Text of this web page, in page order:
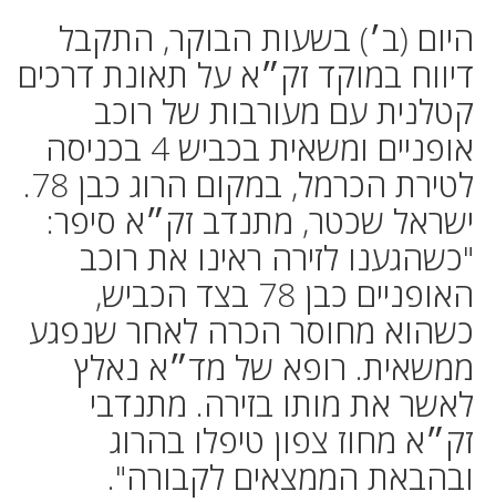
היום (ב׳) בשעות הבוקר, התקבל
דיווח במוקד זק״א על תאונת דרכים
קטלנית עם מעורבות של רוכב
אופניים ומשאית בכביש 4 בכניסה
לטירת הכרמל, במקום הרוג כבן 78.
ישראל שכטר, מתנדב זק״א סיפר:
"כשהגענו לזירה ראינו את רוכב
האופניים כבן 78 בצד הכביש,
כשהוא מחוסר הכרה לאחר שנפגע
ממשאית. רופא של מד״א נאלץ
לאשר את מותו בזירה. מתנדבי
זק״א מחוז צפון טיפלו בהרוג
ובהבאת הממצאים לקבורה".